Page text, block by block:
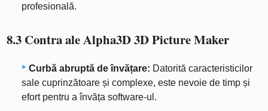
profesională.
8.3 Contra ale Alpha3D 3D Picture Maker
Curbă abruptă de învățare: Datorită caracteristicilor
sale cuprinzătoare și complexe, este nevoie de timp și
efort pentru a învăța software-ul.